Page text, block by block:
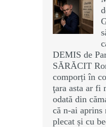
DEMIS de
SĂRĂCIT
comporți în
ţara asta ar fi
odată din
că n-ai
plecat și cu